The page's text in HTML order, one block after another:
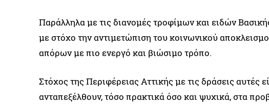
Παράλληλα με τις διανομές τροφίμων και ειδών
με στόχο την αντιμετώπιση του κοινωνικού
απόρων με πιο ενεργό και βιώσιμο τρόπο.
Στόχος της Περιφέρειας Αττικής με τις δράσεις αυτές
ανταπεξέλθουν, τόσο πρακτικά όσο και ψυχικά, στα